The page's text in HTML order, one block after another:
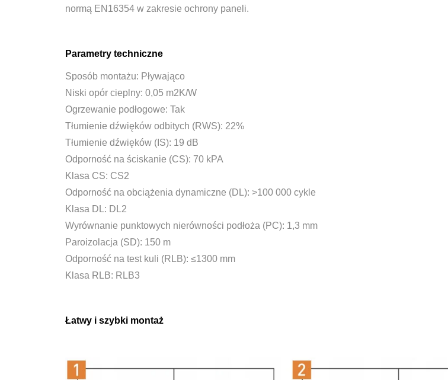
normą EN16354 w zakresie ochrony paneli.
Parametry techniczne
Sposób montażu: Pływająco
Niski opór cieplny: 0,05 m2K/W
Ogrzewanie podłogowe: Tak
Tłumienie dźwięków odbitych (RWS): 22%
Tłumienie dźwięków (IS): 19 dB
Odporność na ściskanie (CS): 70 kPA
Klasa CS: CS2
Odporność na obciążenia dynamiczne (DL): >100 000 cykle
Klasa DL: DL2
Wyrównanie punktowych nierówności podłoża (PC): 1,3 mm
Paroizolacja (SD): 150 m
Odporność na test kuli (RLB): ≤1300 mm
Klasa RLB: RLB3
Łatwy i szybki montaż